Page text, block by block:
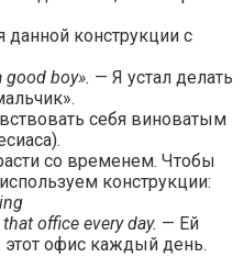
конструкции с
boy». — Я устал делать
себя виноватым
со временем. Чтобы
конструкции:
office every day. — Ей
этот офис каждый день.